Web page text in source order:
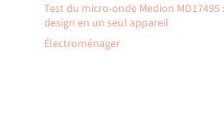
Test du micro-onde Medion
design en un seul appareil
Électroménager